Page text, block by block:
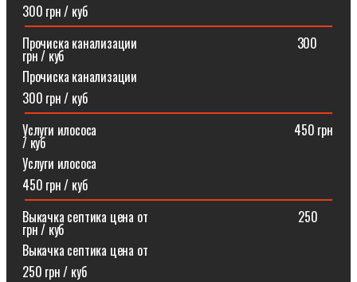
300 грн / куб
Прочиска канализации⠀⠀⠀⠀⠀⠀⠀⠀⠀⠀⠀⠀⠀⠀⠀⠀⠀300
грн / куб
Прочиска канализации
300 грн / куб
Услуги илососа⠀⠀⠀⠀⠀⠀⠀⠀⠀⠀⠀⠀⠀⠀⠀⠀⠀⠀⠀⠀⠀450 грн
/ куб
Услуги илососа
450 грн / куб
Выкачка септика цена от⠀⠀⠀⠀⠀⠀⠀⠀⠀⠀⠀⠀⠀⠀⠀⠀250
грн / куб
Выкачка септика цена от
250 грн / куб